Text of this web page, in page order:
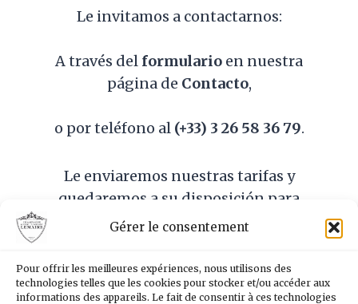
Gérer le consentement
Pour offrir les meilleures expériences, nous utilisons des
technologies telles que les cookies pour stocker et/ou accéder aux
informations des appareils. Le fait de consentir à ces technologies
Le invitamos a contactarnos:
A través del formulario en nuestra
página de Contacto,
o por teléfono al (+33) 3 26 58 36 79.
Le enviaremos nuestras tarifas y
quedaremos a su disposición para
acompañarle en todo el proceso.
atención, garantizando un servicio
personalizado y adaptado a sus